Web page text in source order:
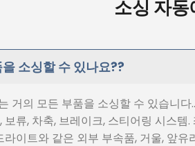
소싱 자
소싱할 수 있나요??
거의 모든 부품을 소싱할 수 있습니
류, 차축, 브레이크, 스티어링 시스
이트와 같은 외부 부속품, 거울, 앞유